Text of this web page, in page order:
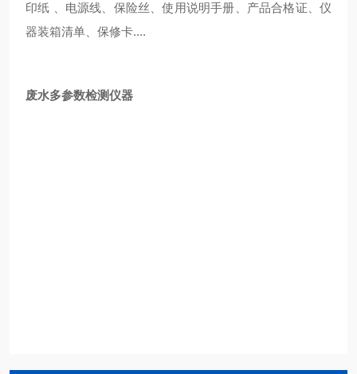
印纸
、电源线、保险丝、使用说明手册、产品合格证、仪
器装箱清单、保修卡....
废水多参数检测仪器